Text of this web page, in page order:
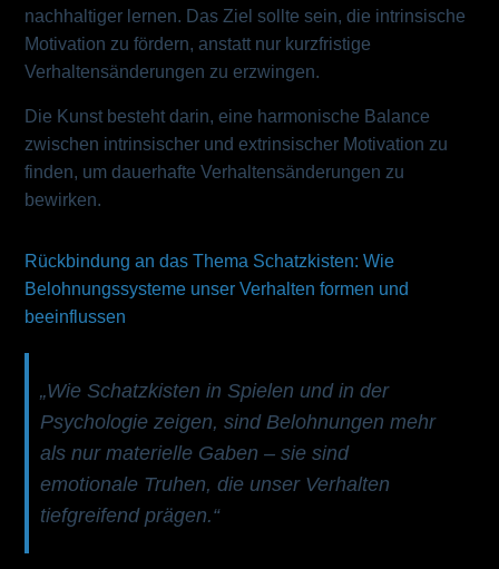
nachhaltiger lernen. Das Ziel sollte sein, die intrinsische
Motivation zu fördern, anstatt nur kurzfristige
Verhaltensänderungen zu erzwingen.
Die Kunst besteht darin, eine harmonische Balance
zwischen intrinsischer und extrinsischer Motivation zu
finden, um dauerhafte Verhaltensänderungen zu
bewirken.
Rückbindung an das Thema Schatzkisten: Wie
Belohnungssysteme unser Verhalten formen und
beeinflussen
„Wie Schatzkisten in Spielen und in der
Psychologie zeigen, sind Belohnungen mehr
als nur materielle Gaben – sie sind
emotionale Truhen, die unser Verhalten
tiefgreifend prägen.“